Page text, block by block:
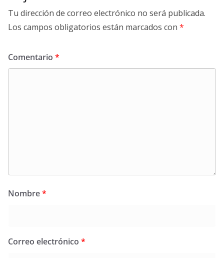
Tu dirección de correo electrónico no será publicada.
Los campos obligatorios están marcados con *
Comentario *
Nombre*
Correo electrónico *